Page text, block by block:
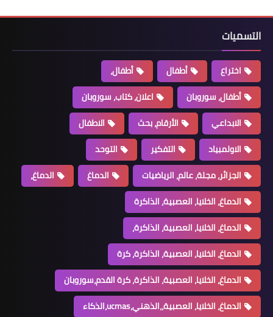
التسميات
اختراع أطفال
أطفال،
أطفال، سوروبان
اعلان، كتاب، سوروبان
الابداعي
الأرقام، بحث
الاطفال
الاولمبياد
التفكير
التوحد
الجزائر، مجلة، عالم، الرياضيات
الدماغ
الدماغ،
الدماغ، الخلايا، العصبية، الذاكرة
الدماغ، الخلايا، العصبية، الذاكرة،
الدماغ، الخلايا، العصبية، الذاكرة، كرة
الدماغ، الخلايا، العصبية، الذاكرة، كرة القدم،سوروبان
الدماغ، الخلايا، العصبية،،الذهني،ucmas،الذكاء